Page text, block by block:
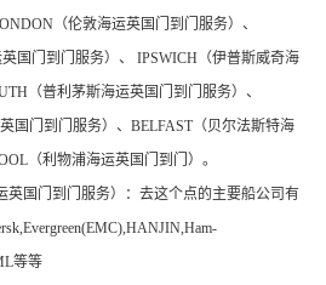
（伦敦海运英国门到门服务）、
国门到门服务）、 IPSWICH（伊普斯威奇海
（普利茅斯海运英国门到门服务）、
国门到门服务）、BELFAST（贝尔法斯特海
（利物浦海运英国门到门）。
英国门到门服务）：去这个点的主要船公司有
等等